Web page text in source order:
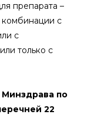
препарата –
с
с
только с
Минздрава по
22